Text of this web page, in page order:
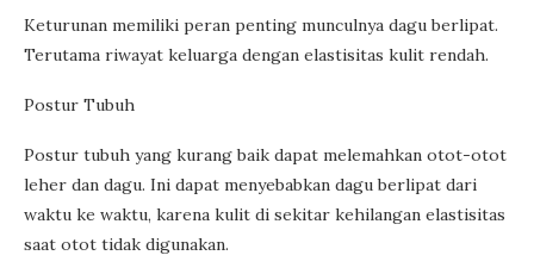
Keturunan memiliki peran penting munculnya dagu berlipat.
Terutama riwayat keluarga dengan elastisitas kulit rendah.
Postur Tubuh
Postur tubuh yang kurang baik dapat melemahkan otot-otot
leher dan dagu. Ini dapat menyebabkan dagu berlipat dari
waktu ke waktu, karena kulit di sekitar kehilangan elastisitas
saat otot tidak digunakan.